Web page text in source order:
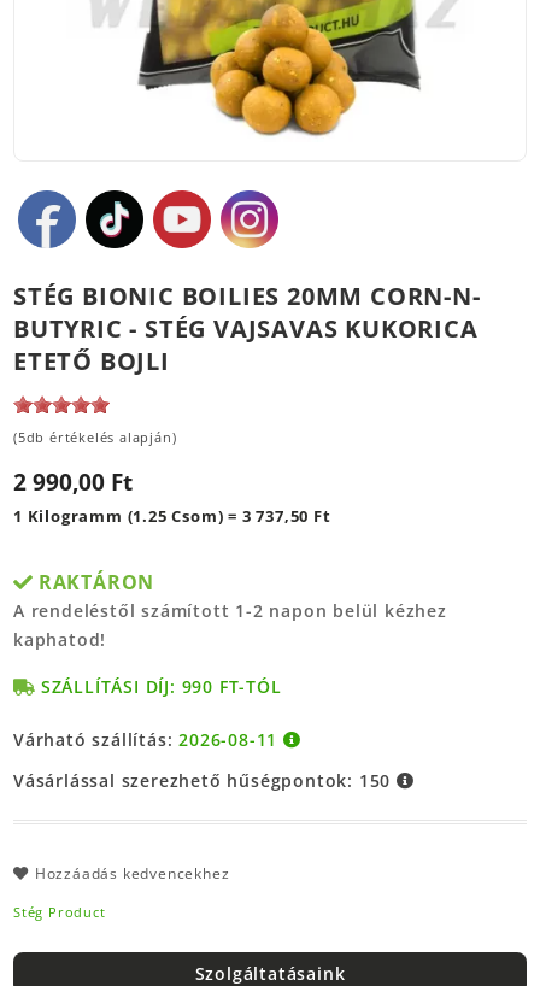
STÉG BIONIC BOILIES 20MM CORN-N-
BUTYRIC - STÉG VAJSAVAS KUKORICA
ETETŐ BOJLI
(5db értékelés alapján)
2 990,00 Ft
1 Kilogramm (1.25 Csom) = 3 737,50 Ft
RAKTÁRON
A rendeléstől számított 1-2 napon belül kézhez
kaphatod!
SZÁLLÍTÁSI DÍJ: 990 FT-TÓL
Várható szállítás:2026-08-11
Vásárlással szerezhető hűségpontok: 150
Hozzáadás kedvencekhez
Stég Product
Szolgáltatásaink